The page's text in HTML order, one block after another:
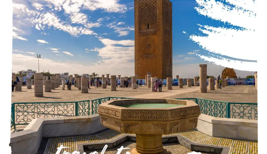
TOUR DA OUARZAZATE